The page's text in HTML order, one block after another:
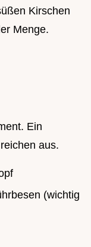
Kirschen
Menge.
Ein
aus.
(wichtig